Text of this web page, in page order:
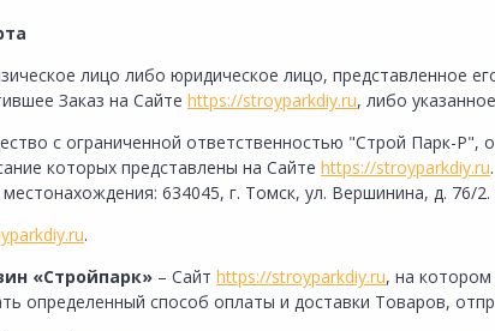
оборудование
канализация
для ванной комнаты
лицо либо юридическое лицо, представленное
Заказ на Сайте https://stroyparkdiy.ru, либо
с ограниченной ответственностью "Строй Парк-
которых представлены на Сайте https://stroyparkdiy.ru
местонахождения: 634045, г. Томск, ул. Вершинина, д. 76/
.
«Стройпарк» – Сайт https://stroyparkdiy.ru, на
определенный способ оплаты и доставки Товаров,